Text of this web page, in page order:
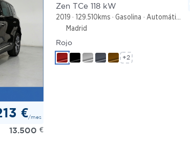
€/mes
13.500 €
Zen TCe 118 kW
2019 129.510kms Gasolina
Automático
Madrid
Rojo
+2